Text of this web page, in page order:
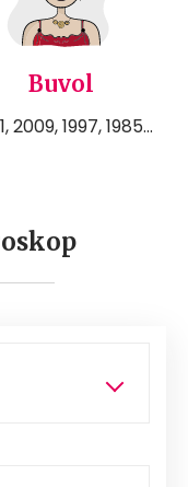
Buvol
2009, 1997, 1985...